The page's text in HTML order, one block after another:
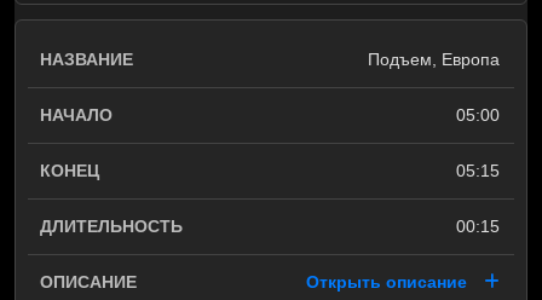
Подъем, Европа
05:00
05:15
00:15
Открыть описание